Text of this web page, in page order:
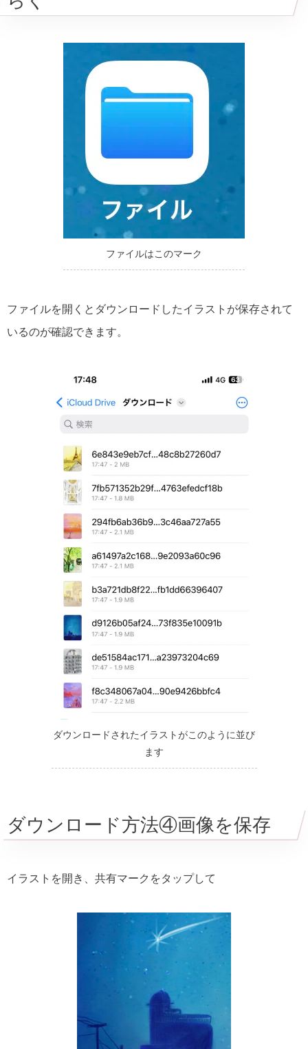
ファイルはこのマーク
ファイルを開くとダウンロードしたイラストが保存されて
いるのが確認できます。
ダウンロードされたイラストがこのように並び
ます
ダウンロード方法④画像を保存
イラストを開き、共有マークをタップして